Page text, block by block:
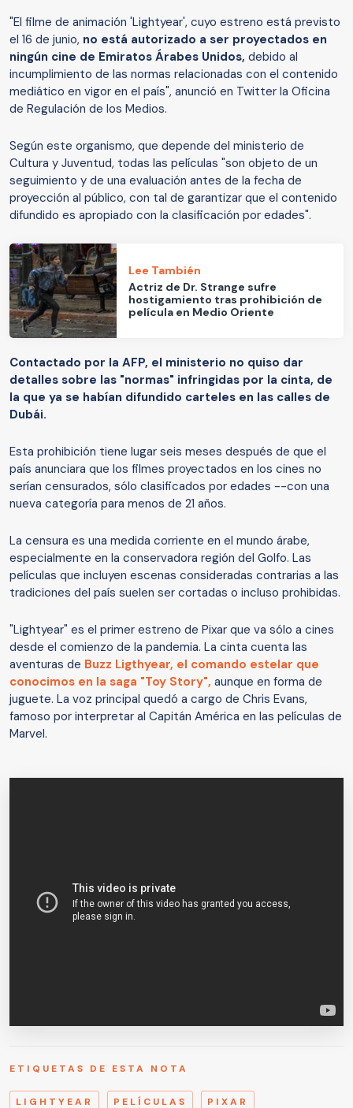
"El filme de animación 'Lightyear', cuyo estreno está previsto
el 16 de junio, no está autorizado a ser proyectados en
ningún cine de Emiratos Árabes Unidos, debido al
incumplimiento de las normas relacionadas con el contenido
mediático en vigor en el país", anunció en Twitter la Oficina
de Regulación de los Medios.
Según este organismo, que depende del ministerio de
Cultura y Juventud, todas las películas "son objeto de un
seguimiento y de una evaluación antes de la fecha de
proyección al público, con tal de garantizar que el contenido
difundido es apropiado con la clasificación por edades".
Lee También
Actriz de Dr. Strange sufre
hostigamiento tras prohibición de
película en Medio Oriente
Contactado por la AFP, el ministerio no quiso dar
detalles sobre las "normas" infringidas por la cinta, de
la que ya se habían difundido carteles en las calles de
Dubái.
Esta prohibición tiene lugar seis meses después de que el
país anunciara que los filmes proyectados en los cines no
serían censurados, sólo clasificados por edades --con una
nueva categoría para menos de 21 años.
La censura es una medida corriente en el mundo árabe,
especialmente en la conservadora región del Golfo. Las
películas que incluyen escenas consideradas contrarias a las
tradiciones del país suelen ser cortadas o incluso prohibidas.
"Lightyear" es el primer estreno de Pixar que va sólo a cines
desde el comienzo de la pandemia. La cinta cuenta las
aventuras de Buzz Ligthyear, el comando estelar que
conocimos en la saga "Toy Story", aunque en forma de
juguete. La voz principal quedó a cargo de Chris Evans,
famoso por interpretar al Capitán América en las películas de
Marvel.
ETIQUETAS DE ESTA NOTA
LIGHTYEAR PELÍCULAS PIXAR